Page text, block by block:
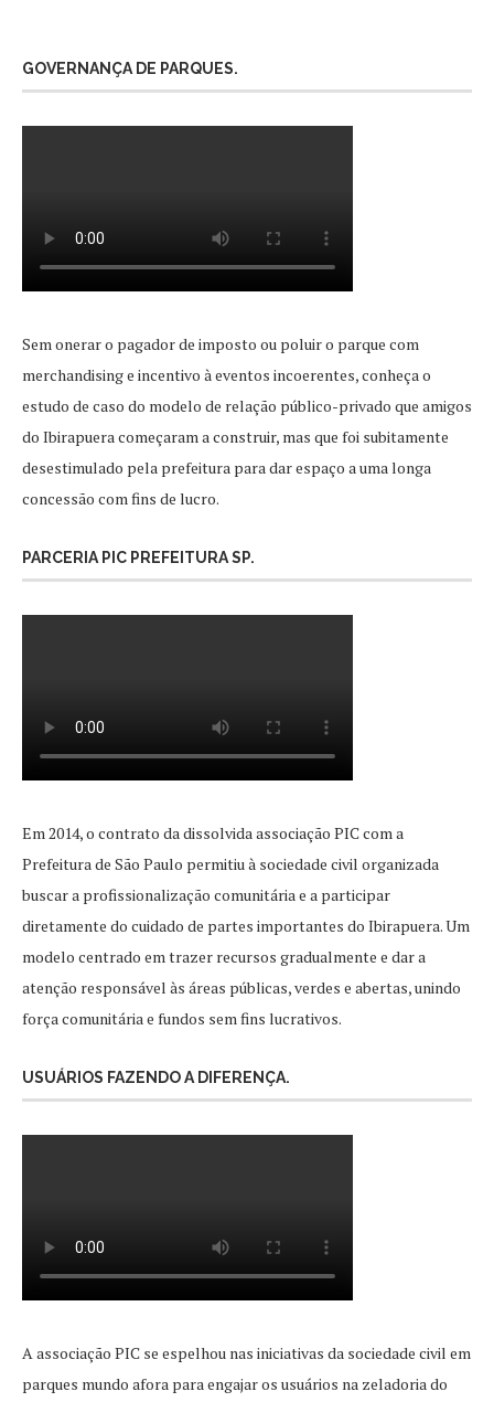
GOVERNANÇA DE PARQUES.
Sem onerar o pagador de imposto ou poluir o parque com
merchandising e incentivo à eventos incoerentes, conheça o
estudo de caso do modelo de relação público-privado que amigos
do Ibirapuera começaram a construir, mas que foi subitamente
desestimulado pela prefeitura para dar espaço a uma longa
concessão com fins de lucro.
PARCERIA PIC PREFEITURA SP.
Em 2014, o contrato da dissolvida associação PIC com a
Prefeitura de São Paulo permitiu à sociedade civil organizada
buscar a profissionalização comunitária e a participar
diretamente do cuidado de partes importantes do Ibirapuera. Um
modelo centrado em trazer recursos gradualmente e dar a
atenção responsável às áreas públicas, verdes e abertas, unindo
força comunitária e fundos sem fins lucrativos.
USUÁRIOS FAZENDO A DIFERENÇA.
A associação PIC se espelhou nas iniciativas da sociedade civil em
parques mundo afora para engajar os usuários na zeladoria do